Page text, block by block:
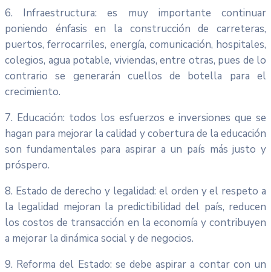
6. Infraestructura: es muy importante continuar
poniendo énfasis en la construcción de carreteras,
puertos, ferrocarriles, energía, comunicación, hospitales,
colegios, agua potable, viviendas, entre otras, pues de lo
contrario se generarán cuellos de botella para el
crecimiento.
7. Educación: todos los esfuerzos e inversiones que se
hagan para mejorar la calidad y cobertura de la educación
son fundamentales para aspirar a un país más justo y
próspero.
8. Estado de derecho y legalidad: el orden y el respeto a
la legalidad mejoran la predictibilidad del país, reducen
los costos de transacción en la economía y contribuyen
a mejorar la dinámica social y de negocios.
9. Reforma del Estado: se debe aspirar a contar con un